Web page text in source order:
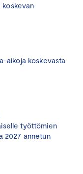
koskevan
aikoja koskevasta
työttömien
2027 annetun